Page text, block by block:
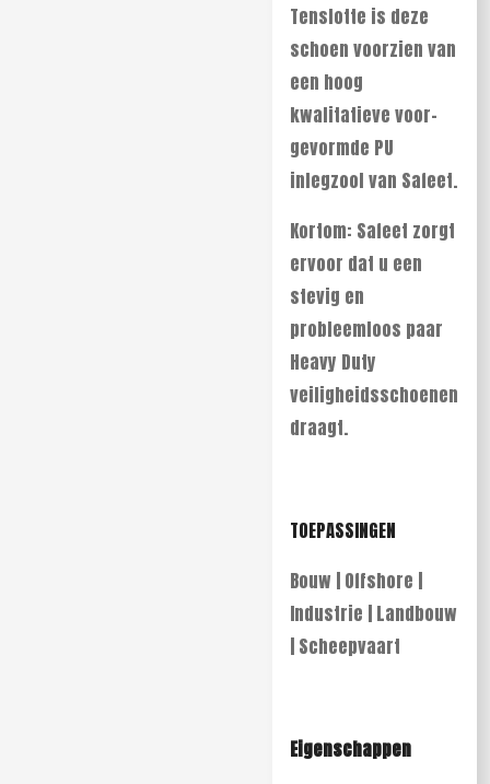
Tenslotte is deze
schoen voorzien van
een hoog
kwalitatieve voor-
gevormde PU
inlegzool van Safeet.
Kortom: Safeet zorgt
ervoor dat u een
stevig en
probleemloos paar
Heavy Duty
veiligheidsschoenen
draagt.
TOEPASSINGEN
Bouw | Offshore |
Industrie | Landbouw
| Scheepvaart
Eigenschappen